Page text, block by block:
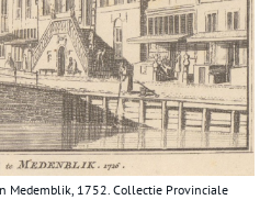
Medemblik, 1752. Collectie Provinciale